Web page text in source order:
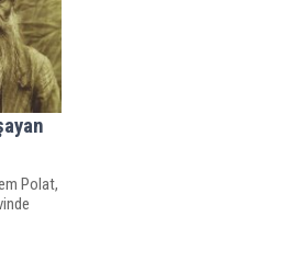
Polat,